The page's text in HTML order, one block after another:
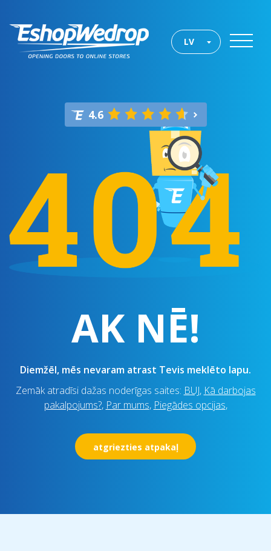
LV
4.6
AK NĒ!
Diemžēl, mēs nevaram atrast Tevis meklēto lapu.
Zemāk atradīsi dažas noderīgas saites: BUJ, Kā darbojas
pakalpojums?, Par mums, Piegādes opcijas,
atgriezties atpakaļ